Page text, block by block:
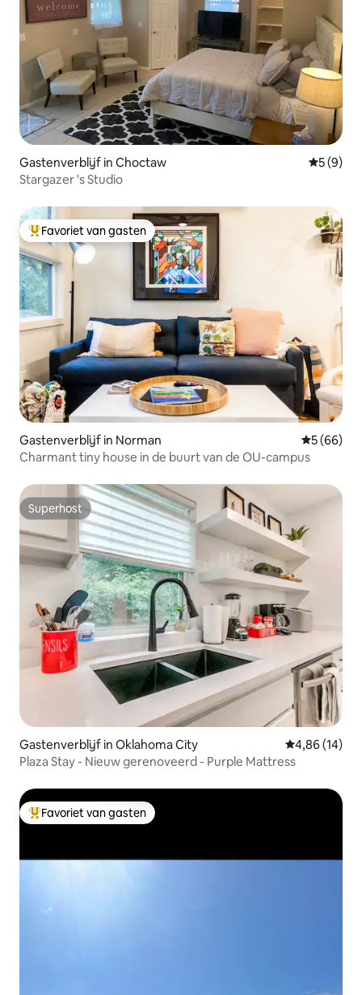
Gastenverblijf in Choctaw
5 (9)
Stargazer 's Studio
Topfavoriet van gasten
Favoriet van gasten
Gastenverblijf in Norman
5 (66)
Charmant tiny house in de buurt van de OU-campus
Superhost
Superhost
Gastenverblijf in Oklahoma City Gemiddelde
4,86 (14)
Plaza Stay - Nieuw gerenoveerd - Purple Mattress
Topfavoriet van gasten
Favoriet van gasten